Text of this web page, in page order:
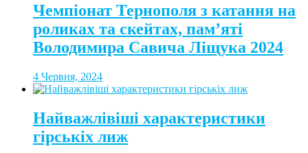
Чемпіонат Тернополя з катання на
роликах та скейтах, пам’яті
Володимира Савича Ліщука 2024
4 Червня, 2024
Найважлівіші характеристики
гірськіх лиж